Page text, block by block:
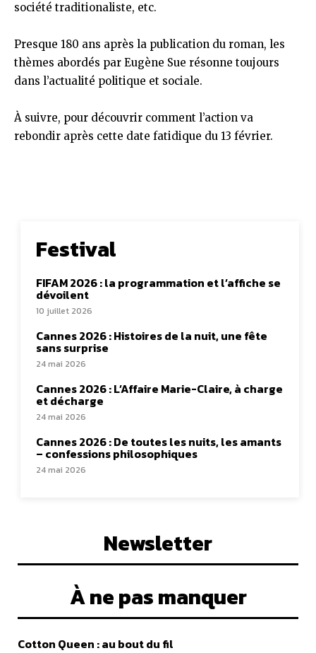
société traditionaliste, etc.
Presque 180 ans après la publication du roman, les
thèmes abordés par Eugène Sue résonne toujours
dans l’actualité politique et sociale.
À suivre, pour découvrir comment l’action va
rebondir après cette date fatidique du 13 février.
Festival
FIFAM 2026 : la programmation et l’affiche se
dévoilent
10 juillet 2026
Cannes 2026 : Histoires de la nuit, une fête
sans surprise
24 mai 2026
Cannes 2026 : L’Affaire Marie-Claire, à charge
et décharge
24 mai 2026
Cannes 2026 : De toutes les nuits, les amants
– confessions philosophiques
24 mai 2026
Newsletter
À ne pas manquer
Cotton Queen : au bout du fil